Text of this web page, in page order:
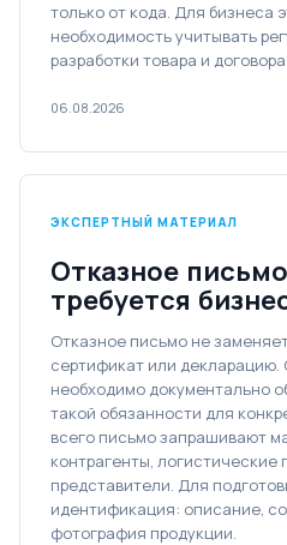
только от кода. Для бизнеса
необходимость учитывать
разработки товара и
06.08.2026
ЭКСПЕРТНЫЙ МАТЕРИАЛ
Отказное
требуется
Отказное письмо не
сертификат или декларацию.
необходимо документально
такой обязанности для
всего письмо запрашивают
контрагенты,
представители. Для
идентификация: описание,
фотография продукции.